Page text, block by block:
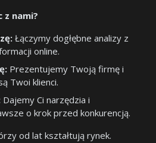
z nami?
Łączymy dogłębne analizy z
online.
Prezentujemy Twoją firmę i
Twoi klienci.
Dajemy Ci narzędzia i
o krok przed konkurencją.
od lat kształtują rynek.